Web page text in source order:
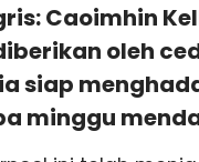
Caoimhin
oleh
siap
minggu